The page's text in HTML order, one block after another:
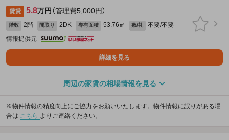
賃貸 5.8万円（管理費5,000円）
階数 2階 間取り 2DK 専有面積 53.76㎡ 敷/礼
不要/不要
情報提供元
詳細を見る
周辺の家賃の相場情報を見る
※物件情報の精度向上にご協力をお願いいたします。物件情報に誤りがある場
合は こちら よりご連絡ください。